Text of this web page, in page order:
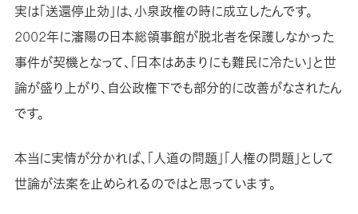
実は「送還停止効」は、小泉政権の時に成立したんです。
2002年に瀋陽の日本総領事館が脱北者を保護しなかった
事件が契機となって、「日本はあまりにも難民に冷たい」と世
論が盛り上がり、自公政権下でも部分的に改善がなされたん
です。
本当に実情が分かれば、「人道の問題」「人権の問題」として
世論が法案を止められるのではと思っています。